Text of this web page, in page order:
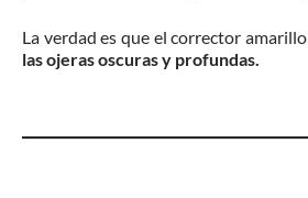
La verdad es que el corrector amarillo
las ojeras oscuras y profundas.